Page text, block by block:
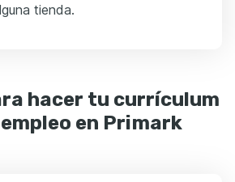
tienda.
hacer tu currículum
en Primark